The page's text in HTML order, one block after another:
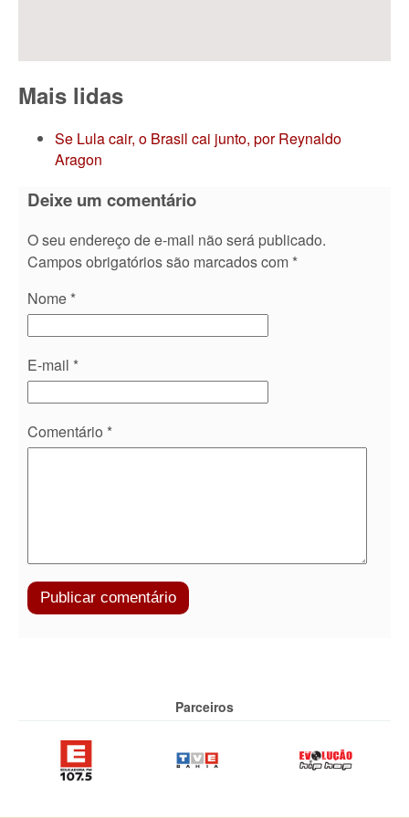
Mais lidas
Se Lula cair, o Brasil cai junto, por Reynaldo
Aragon
Deixe um comentário
O seu endereço de e-mail não será publicado.
Campos obrigatórios são marcados com *
Nome *
E-mail *
Comentário *
Parceiros